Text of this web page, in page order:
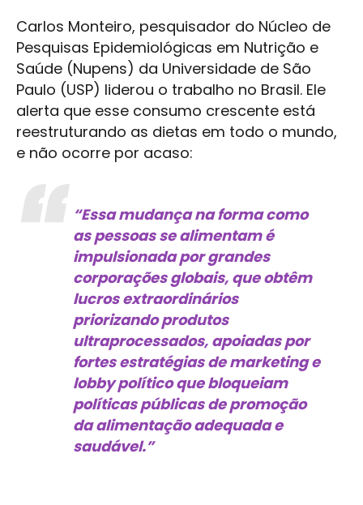
Carlos Monteiro, pesquisador do Núcleo de
Pesquisas Epidemiológicas em Nutrição e
Saúde (Nupens) da Universidade de São
Paulo (USP) liderou o trabalho no Brasil. Ele
alerta que esse consumo crescente está
reestruturando as dietas em todo o mundo,
e não ocorre por acaso:
“Essa mudança na forma como
as pessoas se alimentam é
impulsionada por grandes
corporações globais, que obtêm
lucros extraordinários
priorizando produtos
ultraprocessados, apoiadas por
fortes estratégias de marketing e
lobby político que bloqueiam
políticas públicas de promoção
da alimentação adequada e
saudável.”